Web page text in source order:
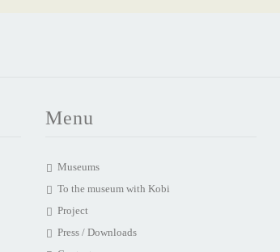
Menu
Museums
To the museum with Kobi
Project
Press / Downloads